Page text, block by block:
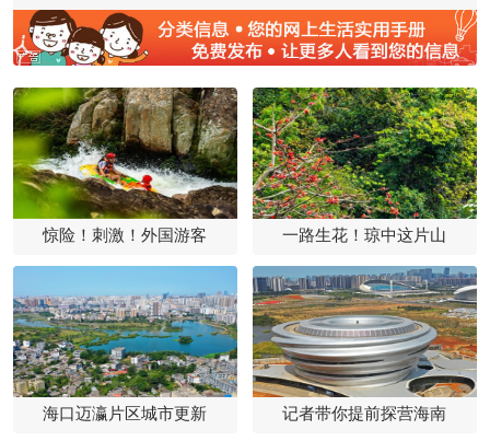
惊险！刺激！外国游客 一路生花！琼中这片山
海口迈瀛片区城市更新 记者带你提前探营海南